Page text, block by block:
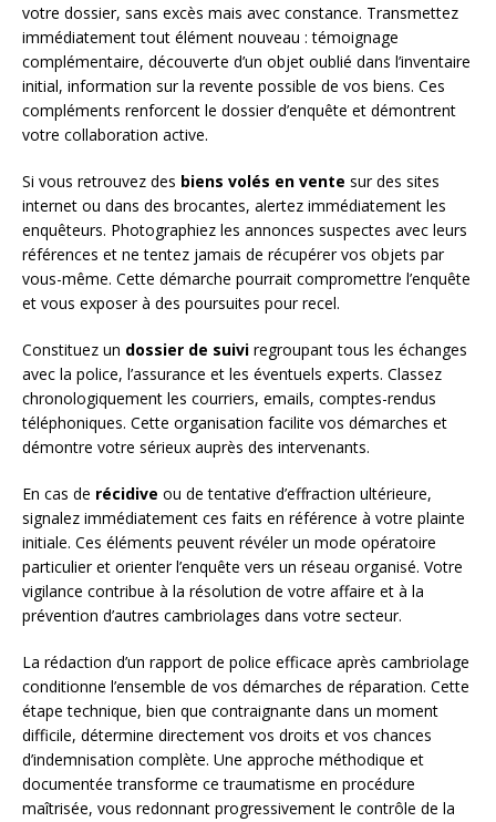
votre dossier, sans excès mais avec constance. Transmettez
immédiatement tout élément nouveau : témoignage
complémentaire, découverte d’un objet oublié dans l’inventaire
initial, information sur la revente possible de vos biens. Ces
compléments renforcent le dossier d’enquête et démontrent
votre collaboration active.
Si vous retrouvez des biens volés en vente sur des sites
internet ou dans des brocantes, alertez immédiatement les
enquêteurs. Photographiez les annonces suspectes avec leurs
références et ne tentez jamais de récupérer vos objets par
vous-même. Cette démarche pourrait compromettre l’enquête
et vous exposer à des poursuites pour recel.
Constituez un dossier de suivi regroupant tous les échanges
avec la police, l’assurance et les éventuels experts. Classez
chronologiquement les courriers, emails, comptes-rendus
téléphoniques. Cette organisation facilite vos démarches et
démontre votre sérieux auprès des intervenants.
En cas de récidive ou de tentative d’effraction ultérieure,
signalez immédiatement ces faits en référence à votre plainte
initiale. Ces éléments peuvent révéler un mode opératoire
particulier et orienter l’enquête vers un réseau organisé. Votre
vigilance contribue à la résolution de votre affaire et à la
prévention d’autres cambriolages dans votre secteur.
La rédaction d’un rapport de police efficace après cambriolage
conditionne l’ensemble de vos démarches de réparation. Cette
étape technique, bien que contraignante dans un moment
difficile, détermine directement vos droits et vos chances
d’indemnisation complète. Une approche méthodique et
documentée transforme ce traumatisme en procédure
maîtrisée, vous redonnant progressivement le contrôle de la